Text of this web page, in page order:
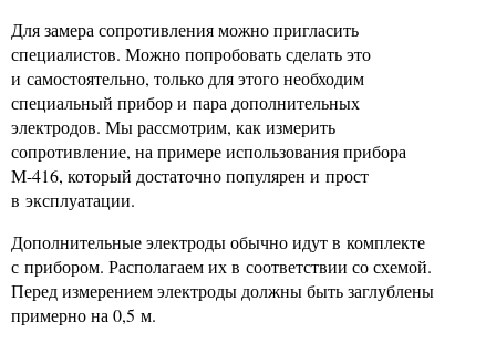
Для замера сопротивления можно пригласить
специалистов. Можно попробовать сделать это
и самостоятельно, только для этого необходим
специальный прибор и пара дополнительных
электродов. Мы рассмотрим, как измерить
сопротивление, на примере использования прибора
М-416, который достаточно популярен и прост
в эксплуатации.
Дополнительные электроды обычно идут в комплекте
с прибором. Располагаем их в соответствии со схемой.
Перед измерением электроды должны быть заглублены
примерно на 0,5 м.